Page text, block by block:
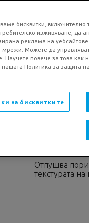
Отпушва
текстурата на
бисквитки, включително
изживяване, да
реклама на
мрежи. Можете да
Научете повече за това
нашата Политика за защита
на бисквитките